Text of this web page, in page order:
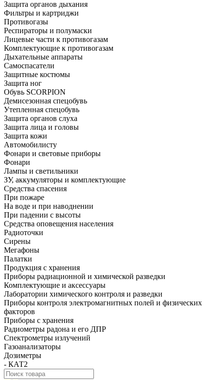
Защита органов дыхания
Фильтры и картриджи
Противогазы
Респираторы и полумаски
Лицевые части к противогазам
Комплектующие к противогазам
Дыхательные аппараты
Самоспасатели
Защитные костюмы
Защита ног
Обувь SCORPION
Демисезонная спецобувь
Утепленная спецобувь
Защита органов слуха
Защита лица и головы
Защита кожи
Автомобилисту
Фонари и световые приборы
Фонари
Лампы и светильники
ЗУ, аккумуляторы и комплектующие
Средства спасения
При пожаре
На воде и при наводнении
При падении с высоты
Средства оповещения населения
Радиоточки
Сирены
Мегафоны
Палатки
Продукция с хранения
Приборы радиационной и химической разведки
Комплектующие и аксессуары
Лаборатории химического контроля и разведки
Приборы контроля электромагнитных полей и физических
факторов
Приборы с хранения
Радиометры радона и его ДПР
Спектрометры излучений
Газоанализаторы
Дозиметры
- КАТ2